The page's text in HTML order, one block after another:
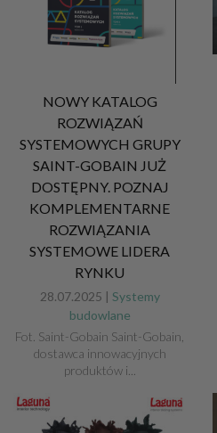
NOWY KATALOG
ROZWIĄZAŃ
SYSTEMOWYCH GRUPY
SAINT-GOBAIN JUŻ
DOSTĘPNY. POZNAJ
KOMPLEMENTARNE
ROZWIĄZANIA
SYSTEMOWE LIDERA
RYNKU
28.07.2025 | Systemy
budowlane
Fot. Saint-Gobain Saint-Gobain,
dostawca innowacyjnych
produktów i...